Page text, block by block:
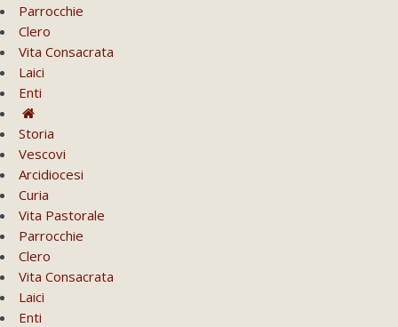
Parrocchie
Clero
Vita Consacrata
Laici
Enti
Storia
Vescovi
Arcidiocesi
Curia
Vita Pastorale
Parrocchie
Clero
Vita Consacrata
Laici
Enti